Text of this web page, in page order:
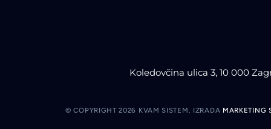
Koledovčina ulica 3, 10 000
© COPYRIGHT 2026 KVAM SISTEM. IZRADA MARKETING